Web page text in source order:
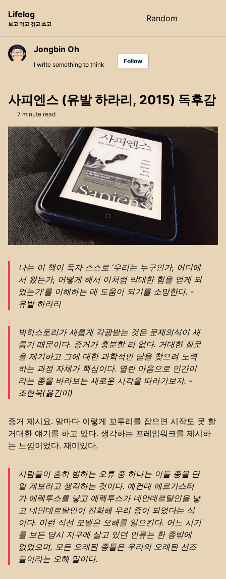
navigation
Lifelog
보고 먹고 겪고 쓰고
Random
Jongbin Oh
I write something to think Follow
사피엔스 (유발 하라리, 2015) 독후감
7 minute read
나는 이 책이 독자 스스로 ‘우리는 누구인가, 어디에
서 왔는가, 어떻게 해서 이처럼 막대한 힘을 얻게 되
었는가’를 이해하는 데 도움이 되기를 소망한다. -
유발 하라리
빅히스토리가 새롭게 각광받는 것은 문제의식이 새
롭기 때문이다. 증거가 충분할 리 없다. 거대한 질문
을 제기하고 그에 대한 과학적인 답을 찾으려 노력
하는 과정 자체가 핵심이다. 열린 마음으로 인간이
라는 종을 바라보는 새로운 시각을 따라가보자. -
조현욱(옮긴이)
증거 제시요. 말마다 이렇게 꼬투리를 잡으면 시작도 못 할
거대한 얘기를 하고 있다. 생각하는 프레임워크를 제시하
는 느낌이었다. 재미있다.
사람들이 흔히 범하는 오류 중 하나는 이들 종을 단
일 계보라고 생각하는 것이다. 예컨대 에르가스터
가 에렉투스를 낳고 에렉투스가 네안데르탈인을 낳
고 네안데르탈인이 진화해 우리 종이 되었다는 식
이다. 이런 직선 모델은 오해를 일으킨다. 어느 시기
를 보든 당시 지구에 살고 있던 인류는 한 종밖에
없었으며, 모든 오래된 종들은 우리의 오래된 선조
들이라는 오해 말이다.